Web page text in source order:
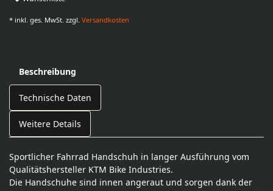
* inkl. ges. MwSt. zzgl. Versandkosten
Beschreibung
Technische Daten
Weitere Details
Sportlicher Fahrrad Handschuh in langer Ausführung vom
Qualitätshersteller KTM Bike Industries.
Die Handschuhe sind innen angeraut und sorgen dank der